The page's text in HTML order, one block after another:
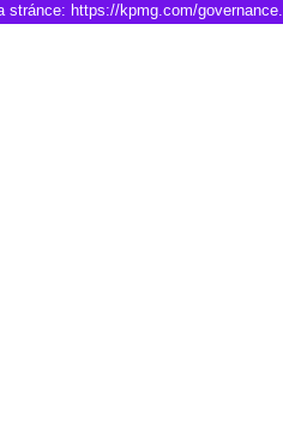
stránce: https://kpmg.com/governance.